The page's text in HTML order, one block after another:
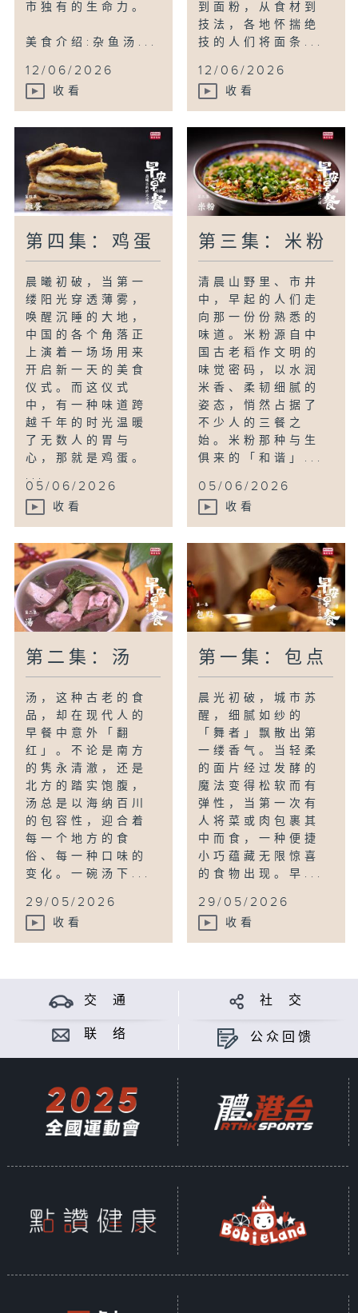
市独有的生命力。
美食介绍:杂鱼汤...
12/06/2026
收看
到面粉，从食材到
技法，各地怀揣绝
技的人们将面条...
12/06/2026
收看
第四集：鸡蛋
晨曦初破，当第一
缕阳光穿透薄雾，
唤醒沉睡的大地，
中国的各个角落正
上演着一场场用来
开启新一天的美食
仪式。而这仪式
中，有一种味道跨
越千年的时光温暖
了无数人的胃与
心，那就是鸡蛋。
...
05/06/2026
收看
第三集：米粉
清晨山野里、市井
中，早起的人们走
向那一份份熟悉的
味道。米粉源自中
国古老稻作文明的
味觉密码，以水润
米香、柔韧细腻的
姿态，悄然占据了
不少人的三餐之
始。米粉那种与生
俱来的「和谐」...
05/06/2026
收看
第二集：汤
汤，这种古老的食
品，却在现代人的
早餐中意外「翻
红」。不论是南方
的隽永清澈，还是
北方的踏实饱腹，
汤总是以海纳百川
的包容性，迎合着
每一个地方的食
俗、每一种口味的
变化。一碗汤下...
29/05/2026
收看
第一集：包点
晨光初破，城市苏
醒，细腻如纱的
「舞者」飘散出第
一缕香气。当轻柔
的面片经过发酵的
魔法变得松软而有
弹性，当第一次有
人将菜或肉包裹其
中而食，一种便捷
小巧蕴藏无限惊喜
的食物出现。早...
29/05/2026
收看
交 通 社 交
联 络 公众回馈